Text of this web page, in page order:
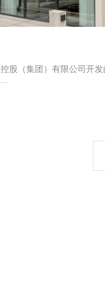
股（集团）有限公司开